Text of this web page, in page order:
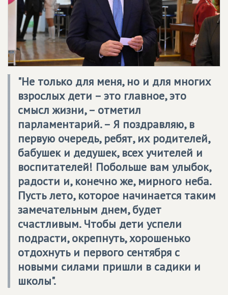
"Не только для меня, но и для многих
взрослых дети – это главное, это
смысл жизни, – отметил
парламентарий. – Я поздравляю, в
первую очередь, ребят, их родителей,
бабушек и дедушек, всех учителей и
воспитателей! Побольше вам улыбок,
радости и, конечно же, мирного неба.
Пусть лето, которое начинается таким
замечательным днем, будет
счастливым. Чтобы дети успели
подрасти, окрепнуть, хорошенько
отдохнуть и первого сентября с
новыми силами пришли в садики и
школы".